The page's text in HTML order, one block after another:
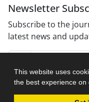
This website uses
the best experience on
Newsletter
Subscribe to the
latest news and